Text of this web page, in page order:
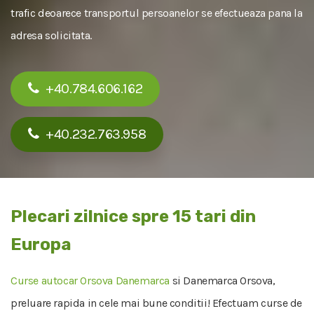
trafic deoarece transportul persoanelor se efectueaza pana la
adresa solicitata.
+40.784.606.162
+40.232.763.958
Plecari zilnice spre 15 tari din
Europa
Curse autocar Orsova Danemarca si Danemarca Orsova,
preluare rapida in cele mai bune conditii! Efectuam curse de